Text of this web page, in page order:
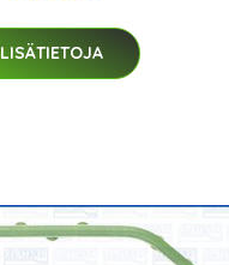
LISÄTIETOJA